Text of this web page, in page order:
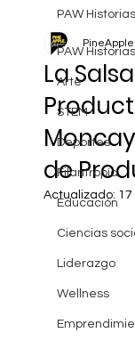
PAW Historias
Arte
STEM
Deportes
Filantropía
Educación
Ciencias
Liderazgo
Wellness
PAW Historias
La
de
Actualizado: